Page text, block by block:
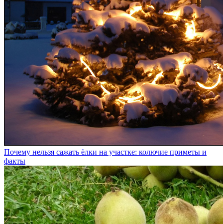
Почему нельзя сажать ёлки на участке: колючие приметы и
факты